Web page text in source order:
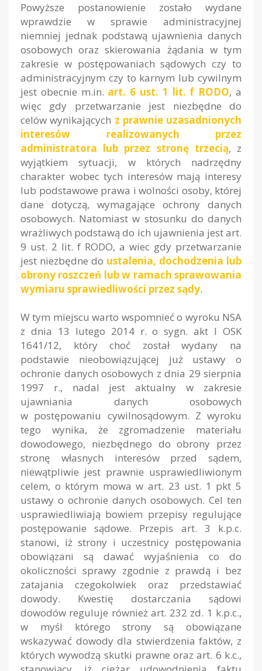
Powyższe postanowienie zostało wydane
wprawdzie w sprawie administracyjnej
niemniej jednak podstawą ujawnienia danych
osobowych oraz skierowania żądania w tym
zakresie w postępowaniach sądowych czy to
administracyjnym czy to karnym lub cywilnym
jest obecnie m.in. art. 6 ust. 1 lit. f RODO, a
więc gdy przetwarzanie jest niezbędne do
celów wynikających z prawnie uzasadnionych
interesów realizowanych przez
administratora lub przez stronę trzecią, z
wyjątkiem sytuacji, w których nadrzędny
charakter wobec tych interesów mają interesy
lub podstawowe prawa i wolności osoby, której
dane dotyczą, wymagające ochrony danych
osobowych. Natomiast w stosunku do danych
wrażliwych podstawą do ich ujawnienia jest art.
9 ust. 2 lit. f RODO, a wiec gdy przetwarzanie
jest niezbędne do ustalenia, dochodzenia lub
obrony roszczeń lub w ramach sprawowania
wymiaru sprawiedliwości przez sądy.
W tym miejscu warto wspomnieć o wyroku NSA
z dnia 13 lutego 2014 r. o sygn. akt I OSK
1641/12, który choć został wydany na
podstawie nieobowiązującej już ustawy o
ochronie danych osobowych z dnia 29 sierpnia
1997 r., nadal jest aktualny w zakresie
ujawniania danych osobowych
w postępowaniu cywilnosądowym. Z wyroku
tego wynika, że zgromadzenie materiału
dowodowego, niezbędnego do obrony przez
stronę własnych interesów przed sądem,
niewątpliwie jest prawnie usprawiedliwionym
celem, o którym mowa w art. 23 ust. 1 pkt 5
ustawy o ochronie danych osobowych. Cel ten
usprawiedliwiają bowiem przepisy regulujące
postępowanie sądowe. Przepis art. 3 k.p.c.
stanowi, iż strony i uczestnicy postępowania
obowiązani są dawać wyjaśnienia co do
okoliczności sprawy zgodnie z prawdą i bez
zatajania czegokolwiek oraz przedstawiać
dowody. Kwestię dostarczania sądowi
dowodów reguluje również art. 232 zd. 1 k.p.c.,
w myśl którego strony są obowiązane
wskazywać dowody dla stwierdzenia faktów, z
których wywodzą skutki prawne oraz art. 6 k.c.,